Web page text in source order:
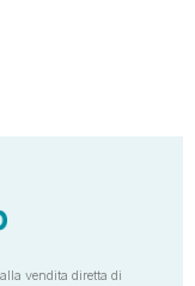
vendita diretta di